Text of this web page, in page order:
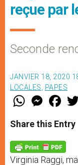
reçue par
Seconde
JANVIER 18, 2020
LOCALES
PAPES
W
t
s
p
p
M
e
s
e
g
e
r
F
a
e
b
o
k
Share this Entry
Virginia Raggi,